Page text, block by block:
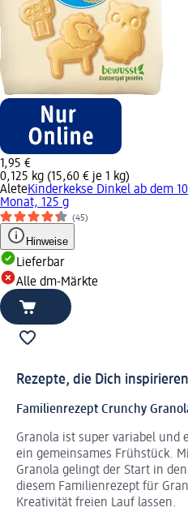
1,95 €
0,125 kg (15,60 € je 1 kg)
AleteKinderkekse Dinkel ab dem
Monat, 125 g
(45)
Hinweise
Lieferbar
Alle dm-Märkte
Rezepte, die Dich inspirieren
Familienrezept Crunchy
Granola ist super variabel und
ein gemeinsames Frühstück.
Granola gelingt der Start in
diesem Familienrezept für
Kreativität freien Lauf lassen.